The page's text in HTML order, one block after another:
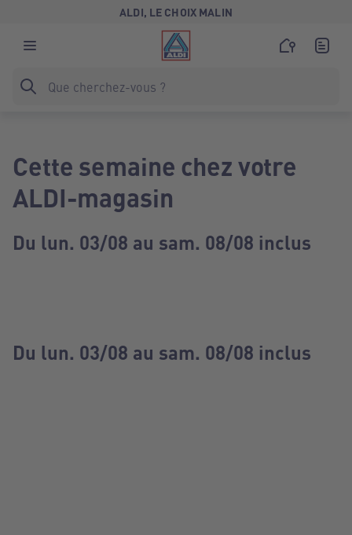
ALDI, LE CHOIX MALIN
Cette semaine chez votre
ALDI-magasin
Du lun. 03/08 au sam. 08/08 inclus
Du lun. 03/08 au sam. 08/08 inclus